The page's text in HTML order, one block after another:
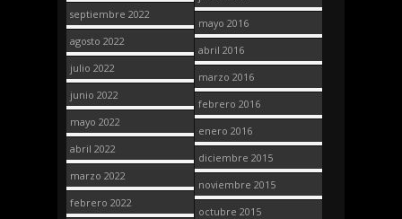
septiembre 2022
agosto 2022
julio 2022
junio 2022
mayo 2022
abril 2022
marzo 2022
febrero 2022
mayo 2016
abril 2016
marzo 2016
febrero 2016
enero 2016
diciembre 2015
noviembre 2015
octubre 2015